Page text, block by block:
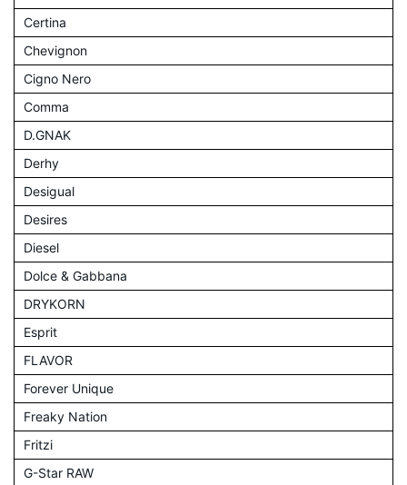
Certina
Chevignon
Cigno Nero
Comma
D.GNAK
Derhy
Desigual
Desires
Diesel
Dolce & Gabbana
DRYKORN
Esprit
FLAVOR
Forever Unique
Freaky Nation
Fritzi
G-Star RAW